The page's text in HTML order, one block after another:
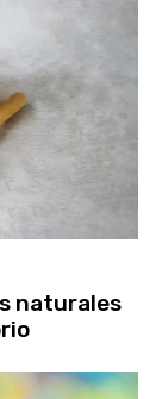
naturales